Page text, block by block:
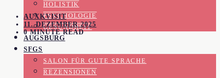
HOLISTIK
PSYCHOLOGIE
GESUNDHEIT
AUGSBURG
SFGS
SALON FÜR GUTE SPRACHE
REZENSIONEN
AUXKVISIT
11. DEZEMBER 2025
0 MINUTE READ